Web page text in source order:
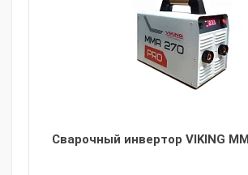
Сварочный инвертор VIKING